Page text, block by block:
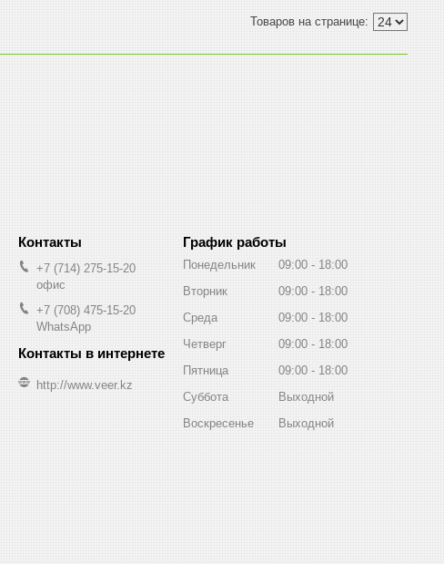
+7 (714) 275-15-20
офис
+7 (708) 475-15-20
WhatsApp
http://www.veer.kz
График работы
Понедельник 09:00
18:00
Вторник
09:00
18:00
Среда
09:00
18:00
Четверг
09:00
18:00
Пятница
09:00
18:00
Суббота
Выходной
Воскресенье
Выходной